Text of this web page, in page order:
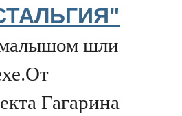
шли
Гагарина